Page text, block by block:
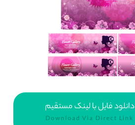
دانلود فایل با لینک مستقیم
Download Via Direct Link